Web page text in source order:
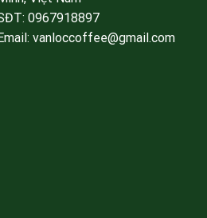
0967918897
Email: vanloccoffee@gmail.com